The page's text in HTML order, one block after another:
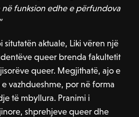
në funksion edhe e përfundova
situtatën aktuale, Liki vëren një
queer brenda fakultetit
queer. Megjithatë, ajo e
vazhdueshme, por në forma
të mbyllura. Pranimi i
shprehjeve queer dhe